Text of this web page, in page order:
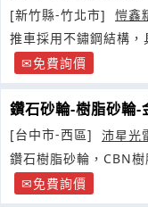
[新竹縣-竹北市]
愷鑫
推車採用不鏽鋼結構，
效避震系統
免費詢價
鑽石砂輪-樹脂砂輪-
[台中市-西區]
沛星光
鑽石樹脂砂輪，CBN
鑽石研磨膏
免費詢價